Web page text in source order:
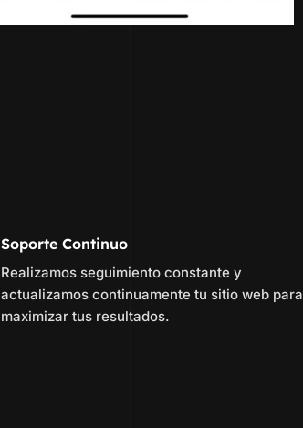
Soporte Continuo
Realizamos seguimiento constante y
actualizamos continuamente tu sitio web para
maximizar tus resultados.